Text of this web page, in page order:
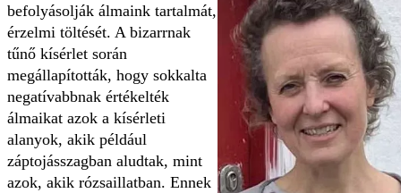
befolyásolják álmaink tartalmát,
érzelmi töltését. A bizarrnak
tűnő kísérlet során
megállapították, hogy sokkalta
negatívabbnak értékelték
álmaikat azok a kísérleti
alanyok, akik például
záptojásszagban aludtak, mint
azok, akik rózsaillatban. Ennek